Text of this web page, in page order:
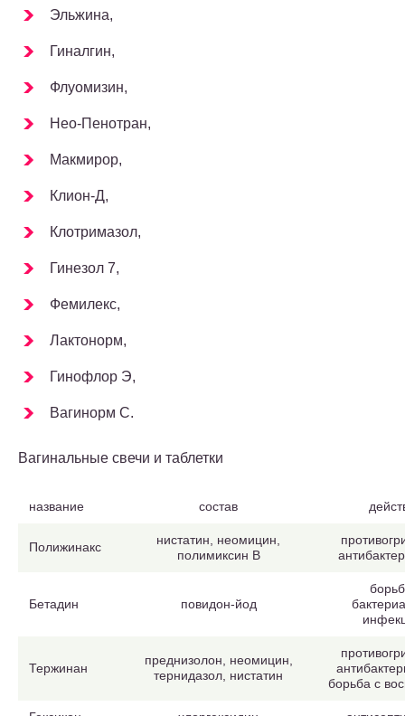
Эльжина,
Гиналгин,
Флуомизин,
Нео-Пенотран,
Макмирор,
Клион-Д,
Клотримазол,
Гинезол 7,
Фемилекс,
Лактонорм,
Гинофлор Э,
Вагинорм С.
Вагинальные свечи и таблетки
название состав
Полижинакс
нистатин, неомицин,
полимиксин В
Бетадин повидон-йод
Тержинан
преднизолон, неомицин,
тернидазол, нистатин
борьба с